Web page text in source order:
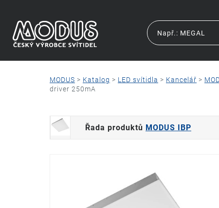
MODUS > Katalog > LED svítidla > Kancelář >
driver 250mA
Řada produktů MODUS IBP